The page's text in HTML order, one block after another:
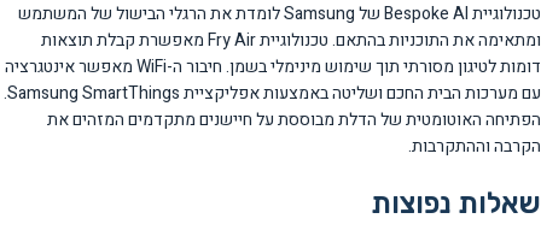
טכנולוגיית Bespoke AI של Samsung לומדת את הרגלי הבישול של המשתמש
ומתאימה את התוכניות בהתאם. טכנולוגיית Fry Air מאפשרת קבלת תוצאות
דומות לטיגון מסורתי תוך שימוש מינימלי בשמן. חיבור ה-WiFi מאפשר אינטגרציה
עם מערכות הבית החכם ושליטה באמצעות אפליקציית Samsung SmartThings.
הפתיחה האוטומטית של הדלת מבוססת על חיישנים מתקדמים המזהים את
הקרבה וההתקרבות.
שאלות נפוצות